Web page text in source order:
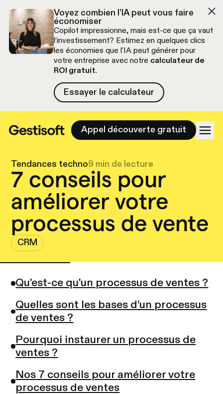
Voyez combien l’IA peut vous faire
économiser
Copilot impressionne, mais est-ce que ça vaut
l’investissement? Estimez en quelques clics
les économies que l'IA peut générer pour
votre entreprise avec notre calculateur de
ROI gratuit.
Essayer le calculateur
Essayer le calculateur
Appel découverte gratuit
Tendances techno9 min de lecture
7 conseils pour
améliorer votre
processus de vente
CRM
Qu'est-ce qu'un processus de ventes ?
Quelles sont les bases d’un processus
de ventes ?
Pourquoi instaurer un processus de
ventes ?
Nos 7 conseils pour améliorer votre
processus de ventes